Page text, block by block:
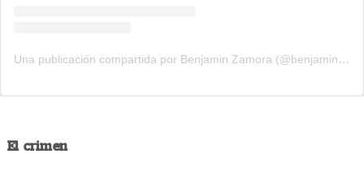
Una publicación compartida por Benjamin Zamora (@benjaminzg)
El crimen